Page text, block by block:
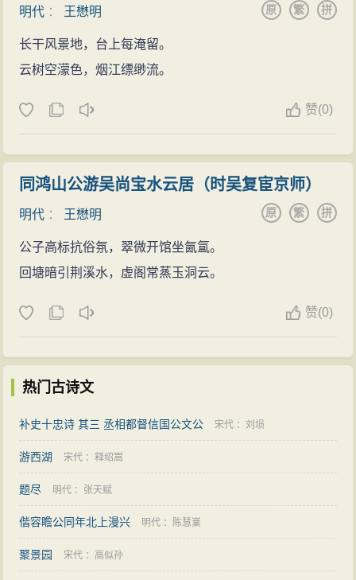
明代 ： 王懋明 拼
繁
原
长干风景地，台上每淹留。
云树空濛色，烟江缥缈流。
赞(0)
同鸿山公游吴尚宝水云居（时吴复宦京师）
明代 ： 王懋明 拼
繁
原
公子高标抗俗氛，翠微开馆坐氤氲。
回塘暗引荆溪水，虚阁常蒸玉洞云。
赞(0)
热门古诗文
补史十忠诗 其三 丞相都督信国公文公 宋代 ：刘埙
游西湖 宋代 ：释绍嵩
题尽 明代 ： 张天赋
偕容瞻公同年北上漫兴 明代 ： 陈慧嶪
聚景园 宋代 ： 高似孙